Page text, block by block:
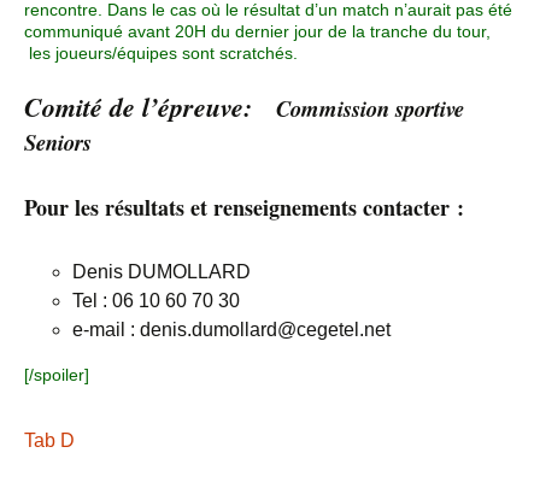
rencontre. Dans le cas où le résultat d’un match n’aurait pas été
communiqué avant 20H du dernier jour de la tranche du tour,
les joueurs/équipes sont scratchés.
Comité de l’épreuve: Commission sportive
Seniors
Pour les résultats et renseignements contacter :
Denis DUMOLLARD
Tel : 06 10 60 70 30
e-mail : denis.dumollard@cegetel.net
[/spoiler]
Tab D